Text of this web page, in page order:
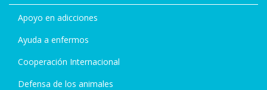
Apoyo en adicciones
Ayuda a enfermos
Cooperación Internacional
Defensa de los animales